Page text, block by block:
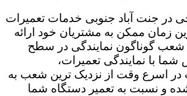
در جنت آباد جنوبی خدمات تعمیرات
زمان ممکن به مشتریان خود ارائه
شعب گوناگون نمایندگی در سطح
با نمایندگی تعمیرات،
در اسرع وقت از نزدیک ترین شعب به
و نسبت به تعمیر دستگاه شما